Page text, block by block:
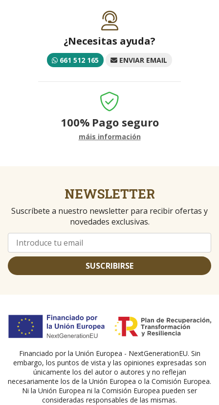
¿Necesitas ayuda?
661 512 165 ENVIAR EMAIL
100% Pago seguro
máis información
NEWSLETTER
Suscríbete a nuestro newsletter para recibir ofertas y
novedades exclusivas.
SUSCRIBIRSE
Financiado por la Unión Europea - NextGenerationEU. Sin
embargo, los puntos de vista y las opiniones expresadas son
únicamente los del autor o autores y no reflejan
necesariamente los de la Unión Europea o la Comisión Europea.
Ni la Unión Europea ni la Comisión Europea pueden ser
consideradas responsables de las mismas.